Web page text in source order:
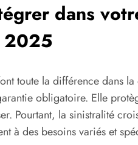
dans
2025
toute la différence dans
obligatoire. Elle
Pourtant, la sinistralité
à des besoins variés et